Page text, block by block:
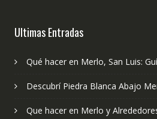
Ultimas Entradas
Qué hacer en Merlo, San Luis:
Descubrí Piedra Blanca Abajo
Que hacer en Merlo y